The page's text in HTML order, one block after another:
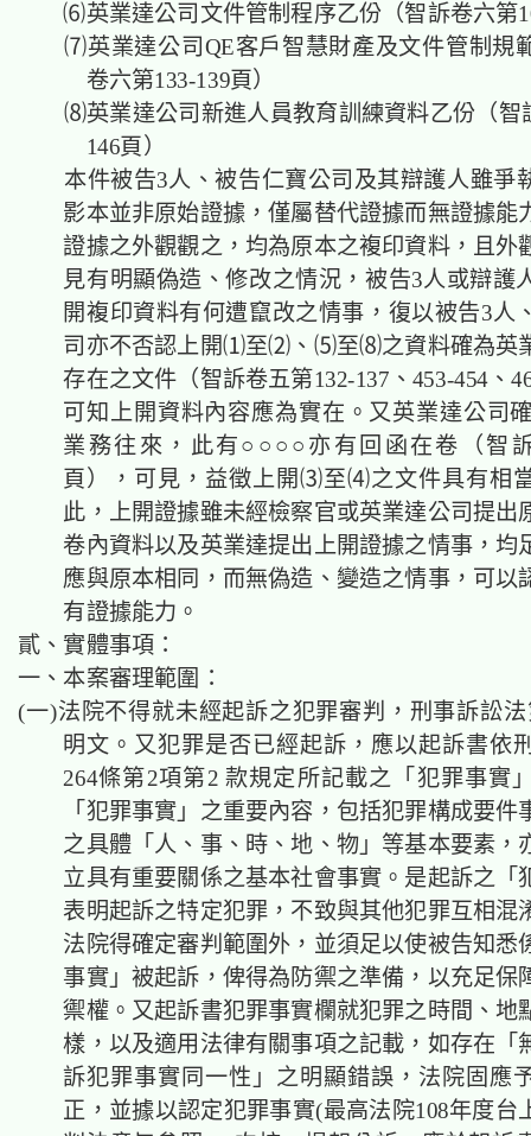
⑹英業達公司文件管制程序乙份（智訴卷六第
⑺英業達公司QE客戶智慧財產及文件管制規
卷六第133-139頁）
⑻英業達公司新進人員教育訓練資料乙份（智
146頁）
本件被告3人、被告仁寶公司及其辯護人雖爭
影本並非原始證據，僅屬替代證據而無證據能
證據之外觀觀之，均為原本之複印資料，且外
見有明顯偽造、修改之情況，被告3人或辯護
開複印資料有何遭竄改之情事，復以被告3人
司亦不否認上開⑴至⑵、⑸至⑻之資料確為英
存在之文件（智訴卷五第132-137、453-454、
可知上開資料內容應為實在。又英業達公司
業務往來，此有○○○○亦有回函在卷（智
頁），可見，益徵上開⑶至⑷之文件具有相
此，上開證據雖未經檢察官或英業達公司提出
卷內資料以及英業達提出上開證據之情事，均
應與原本相同，而無偽造、變造之情事，可以
有證據能力。
貳、實體事項：
一、本案審理範圍：
(一)法院不得就未經起訴之犯罪審判，刑事訴訟法
明文。又犯罪是否已經起訴，應以起訴書依
264條第2項第2 款規定所記載之「犯罪事實
「犯罪事實」之重要內容，包括犯罪構成要件
之具體「人、事、時、地、物」等基本要素，
立具有重要關係之基本社會事實。是起訴之「
表明起訴之特定犯罪，不致與其他犯罪互相混
法院得確定審判範圍外，並須足以使被告知悉
事實」被起訴，俾得為防禦之準備，以充足保
禦權。又起訴書犯罪事實欄就犯罪之時間、地
樣，以及適用法律有關事項之記載，如存在「
訴犯罪事實同一性」之明顯錯誤，法院固應
正，並據以認定犯罪事實(最高法院108年度台